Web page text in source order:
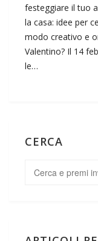
festeggiare il tuo
la casa: idee per
modo creativo e
Valentino? Il 14
le…
CERCA